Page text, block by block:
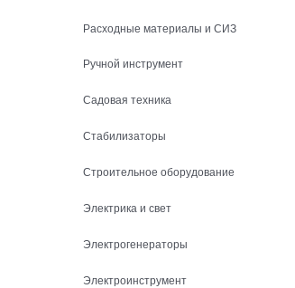
Расходные материалы и СИЗ
Ручной инструмент
Садовая техника
Стабилизаторы
Строительное оборудование
Электрика и свет
Электрогенераторы
Электроинструмент